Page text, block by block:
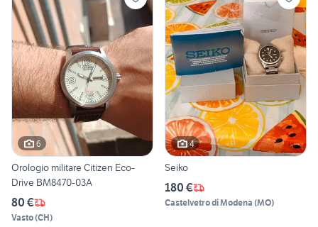
6
Orologio militare Citizen Eco-
Drive BM8470-03A
80 €
Vasto(CH)
4
Seiko
180 €
Castelvetro di Modena (MO)